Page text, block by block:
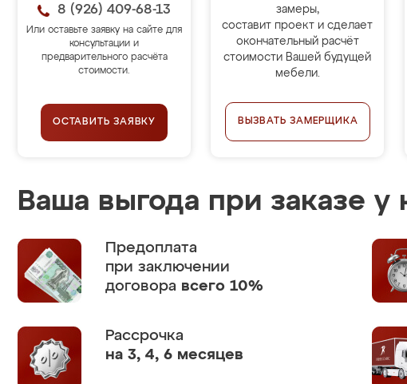
8 (926) 409-68-13
Или оставьте заявку на сайте для
консультации и
предварительного расчёта
стоимости.
ОСТАВИТЬ ЗАЯВКУ
замеры,
составит проект и сделает
окончательный расчёт
стоимости Вашей будущей
мебели.
ВЫЗВАТЬ ЗАМЕРЩИКА
Ваша выгода при заказе у
Предоплата
при заключении
договора всего 10%
Рассрочка
на 3, 4, 6 месяцев